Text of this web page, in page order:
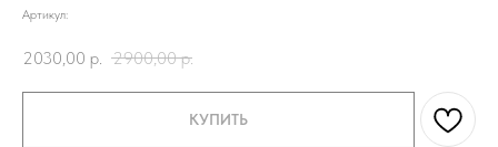
Артикул:
2030,00 р. 2900,00 р.
КУПИТЬ